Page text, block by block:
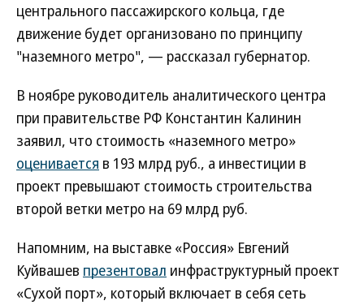
центрального пассажирского кольца, где
движение будет организовано по принципу
"наземного метро", — рассказал губернатор.
В ноябре руководитель аналитического центра
при правительстве РФ Константин Калинин
заявил, что стоимость «наземного метро»
оценивается в 193 млрд руб., а инвестиции в
проект превышают стоимость строительства
второй ветки метро на 69 млрд руб.
Напомним, на выставке «Россия» Евгений
Куйвашев презентовал инфраструктурный проект
«Сухой порт», который включает в себя сеть